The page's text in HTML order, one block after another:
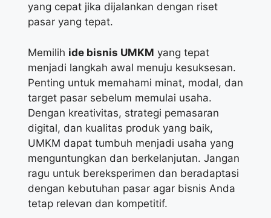
yang cepat jika dijalankan dengan riset
pasar yang tepat.
Memilih ide bisnis UMKM yang tepat
menjadi langkah awal menuju kesuksesan.
Penting untuk memahami minat, modal, dan
target pasar sebelum memulai usaha.
Dengan kreativitas, strategi pemasaran
digital, dan kualitas produk yang baik,
UMKM dapat tumbuh menjadi usaha yang
menguntungkan dan berkelanjutan. Jangan
ragu untuk bereksperimen dan beradaptasi
dengan kebutuhan pasar agar bisnis Anda
tetap relevan dan kompetitif.